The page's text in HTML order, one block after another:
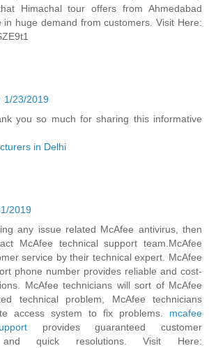
Himachal tour offers from Ahmedabad
in huge demand from customers. Visit Here:
1/23/2019
you so much for sharing this informative
in Delhi
2019
any issue related McAfee antivirus, then
McAfee technical support team.McAfee
service by their technical expert. McAfee
phone number provides reliable and cost-
McAfee technicians will sort of McAfee
technical problem, McAfee technicians
access system to fix problems. mcafee
provides guaranteed customer
and quick resolutions. Visit Here: